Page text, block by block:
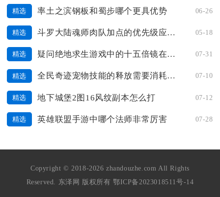
精选 率土之滨钢板和蜀步哪个更具优势 06-26
精选 斗罗大陆魂师肉队加点的优先级应该如何考虑 05-18
精选 疑问绝地求生游戏中的十五倍镜在哪刷得到 07-31
精选 全民奇迹宠物技能的释放需要消耗资源吗 07-10
精选 地下城堡2图16风纹副本怎么打 07-12
精选 英雄联盟手游中哪个法师非常厉害 07-28
Copyright © 2018-2026 zhandouzhe.com All Rights
Reserved. 东泽网 版权所有 鄂ICP备2023018511号-14